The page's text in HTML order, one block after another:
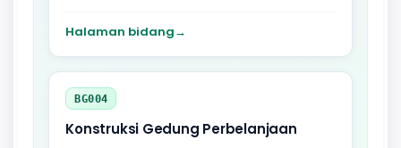
Halaman bidang→
BG004
Konstruksi Gedung Perbelanjaan